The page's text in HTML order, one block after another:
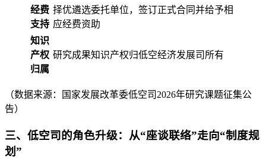
经费
支持
择优遴选委托单位，签订正式合同并给予相
应经费资助
知识
产权
归属
研究成果知识产权归低空经济发展司所有
（数据来源：国家发展改革委低空司2026年研究课题征集公
告）
三、低空司的角色升级：从“座谈联络”走向“制度规
划”